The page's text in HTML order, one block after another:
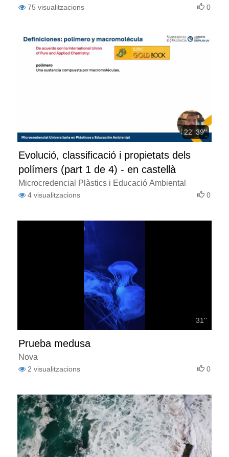
75 visualitzacions 0
22' 39''
Evolució, classificació i propietats dels
polímers (part 1 de 4) - en castellà
Microcredencial Plàstics i Educació Ambiental
4 visualitzacions 0
31''
Prueba medusa
Nova
2 visualitzacions 0